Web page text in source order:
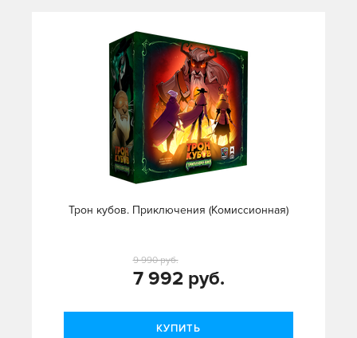
Трон кубов. Приключения (Комиссионная)
7 992 руб.
9 990 руб.
КУПИТЬ